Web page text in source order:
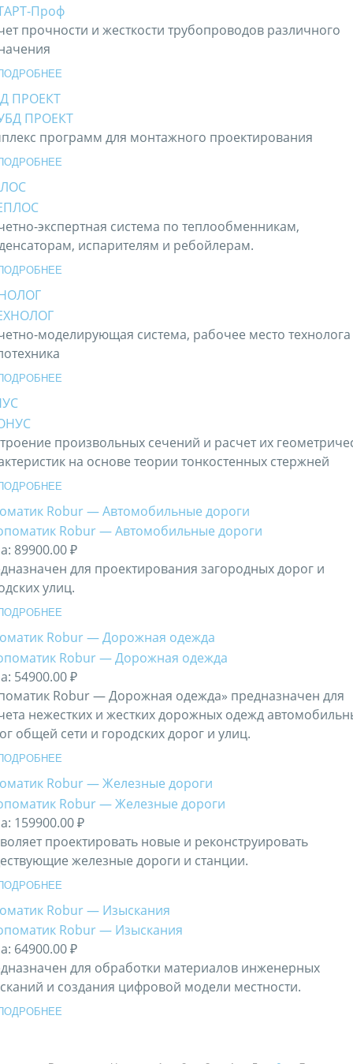
прочности и жесткости трубопроводов различного
ПРОЕКТ
программ для монтажного проектирования
экспертная система по теплообменникам,
испарителям и ребойлерам.
моделирующая система, рабочее место
произвольных сечений и расчет их
на основе теории тонкостенных стержней
Robur — Автомобильные дороги
89900.00 ₽
для проектирования загородных дорог и
улиц.
Robur — Дорожная одежда
54900.00 ₽
Robur — Дорожная одежда» предназначен для
нежестких и жестких дорожных одежд
общей сети и городских дорог и улиц.
Robur — Железные дороги
159900.00 ₽
проектировать новые и реконструировать
железные дороги и станции.
Robur — Изыскания
64900.00 ₽
для обработки материалов инженерных
и создания цифровой модели местности.